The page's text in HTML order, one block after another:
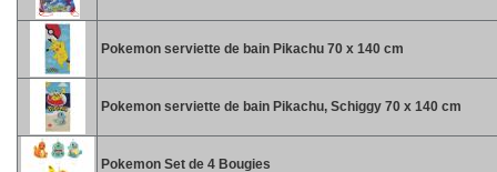
Pokemon serviette de bain Pikachu 70 x 140 cm
Pokemon serviette de bain Pikachu, Schiggy 70 x 140 cm
Pokemon Set de 4 Bougies